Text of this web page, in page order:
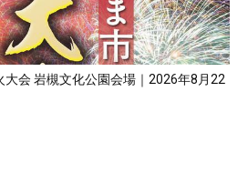
会 岩槻文化公園会場｜2026年8月22